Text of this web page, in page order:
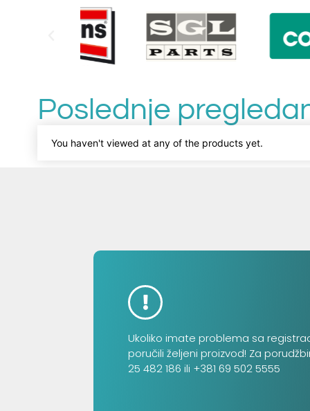
Poslednje
You haven't viewed at any of the products yet.
Ukoliko imate problema sa
poručili željeni proizvod! Za
25 482 186 ili +381 69 502 5555